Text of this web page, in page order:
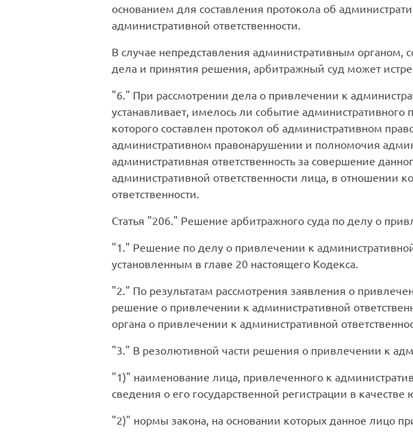
основанием для составления протокола об
административной ответственности.
В случае непредставления административным органом,
дела и принятия решения, арбитражный суд может
6.
При рассмотрении дела о привлечении к
устанавливает, имелось ли событие
которого составлен протокол об административном
административном правонарушении и полномочия
административная ответственность за совершение
административной ответственности лица, в отношении
ответственности.
Статья
206.
Решение арбитражного суда по делу о
1.
Решение по делу о привлечении к
установленным в главе 20 настоящего Кодекса.
2.
По результатам рассмотрения заявления о
решение о привлечении к административной
органа о привлечении к административной
3.
В резолютивной части решения о привлечении к
1)
наименование лица, привлеченного к
сведения о его государственной регистрации в
2)
нормы закона, на основании которых данное лицо